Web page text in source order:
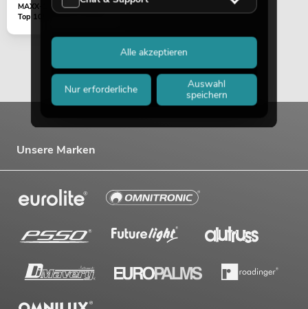
MAXX-1810NG 2-Wege
Top 10"
Unsere Marken
Nur erforderliche
Auswahl
speichern
Alle akzeptieren